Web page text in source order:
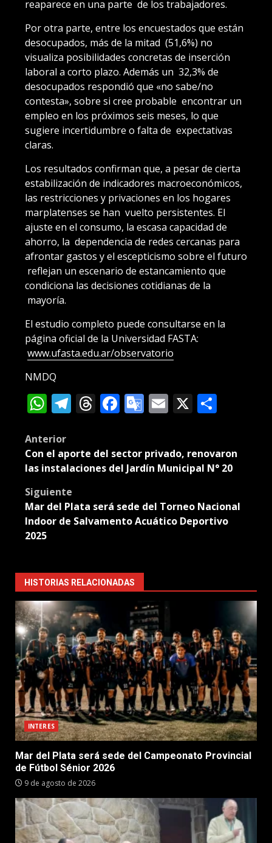
reaparece en una parte de los trabajadores.
Por otra parte, entre los encuestados que están
desocupados, más de la mitad (51,6%) no
visualiza posibilidades concretas de inserción
laboral a corto plazo. Además un 32,3% de
desocupados respondió que «no sabe/no
contesta», sobre si cree probable encontrar un
empleo en los próximos seis meses, lo que
sugiere incertidumbre o falta de expectativas
claras.
Los resultados confirman que, a pesar de cierta
estabilización de indicadores macroeconómicos,
las restricciones y privaciones en los hogares
marplatenses se han vuelto persistentes. El
ajuste en el consumo, la escasa capacidad de
ahorro, la dependencia de redes cercanas para
afrontar gastos y el escepticismo sobre el futuro
reflejan un escenario de estancamiento que
condiciona las decisiones cotidianas de la
mayoría.
El estudio completo puede consultarse en la
página oficial de la Universidad FASTA:
www.ufasta.edu.ar/observatorio
NMDQ
WhatsApp
Telegram
Threads
Facebook
Google
Email
X
Post
navigation
Anterior
Con el aporte del sector privado, renovaron
las instalaciones del Jardín Municipal N° 20
Siguiente
Mar del Plata será sede del Torneo Nacional
Indoor de Salvamento Acuático Deportivo
2025
HISTORIAS RELACIONADAS
INTERES
Mar del Plata será sede del Campeonato Provincial
de Fútbol Sénior 2026
9 de agosto de 2026